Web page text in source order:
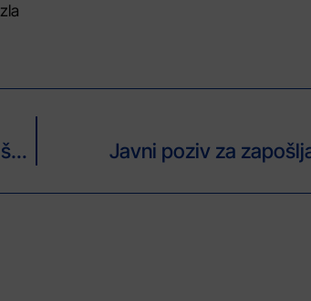
U toku konkursi za prijem uposlenika u škole u TK Javni poziv za